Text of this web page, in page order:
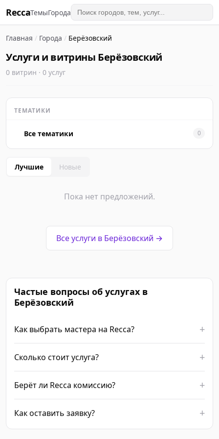
ReccaТемыГорода
Главная / Города / Берёзовский
Услуги и витрины Берёзовский
0 витрин · 0 услуг
ТЕМАТИКИ
Все тематики 0
Лучшие Новые
Пока нет предложений.
Все услуги в Берёзовский →
Частые вопросы об услугах в
Берёзовский
Как выбрать мастера на Recca?
Сколько стоит услуга?
Берёт ли Recca комиссию?
Как оставить заявку?